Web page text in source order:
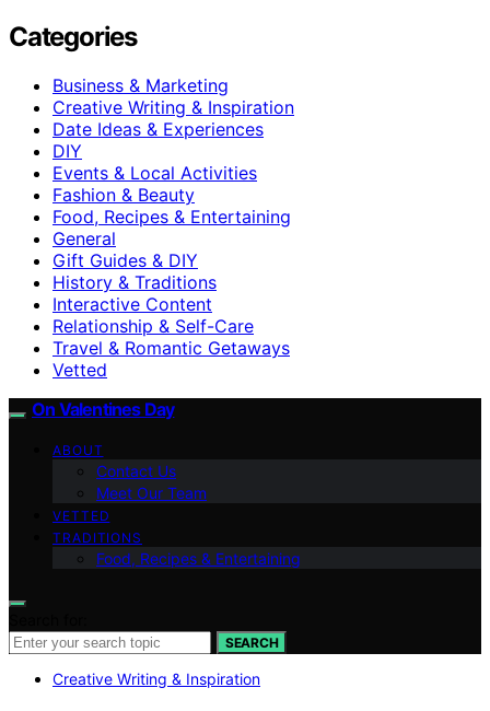
Categories
Business & Marketing
Creative Writing & Inspiration
Date Ideas & Experiences
DIY
Events & Local Activities
Fashion & Beauty
Food, Recipes & Entertaining
General
Gift Guides & DIY
History & Traditions
Interactive Content
Relationship & Self-Care
Travel & Romantic Getaways
Vetted
On Valentines Day
ABOUT
Contact Us
Meet Our Team
VETTED
TRADITIONS
Food, Recipes & Entertaining
SEARCH
Creative Writing & Inspiration